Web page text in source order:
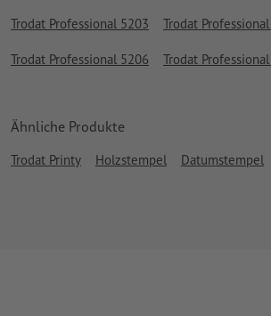
Trodat Professional 5203 Trodat
Trodat Professional 5206 Trodat
Ähnliche Produkte
Trodat Printy Holzstempel Datumstempel